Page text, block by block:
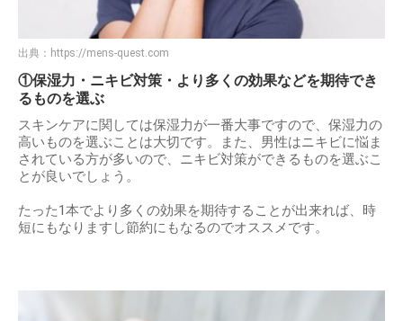
出典： https://mens-quest.com
①保湿力・ニキビ対策・より多くの効果などを期待でき
るものを選ぶ
スキンケアに関しては保湿力が一番大事ですので、保湿力の
高いものを選ぶことは大切です。また、男性はニキビに悩ま
されている方が多いので、ニキビ対策ができるものを選ぶこ
とが良いでしょう。
たった1本でより多くの効果を期待することが出来れば、時
短にもなりますし節約にもなるのでオススメです。